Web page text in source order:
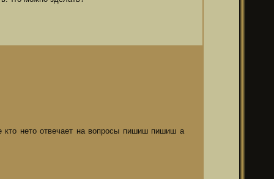
нето отвечает на вопросы пишиш пишиш а